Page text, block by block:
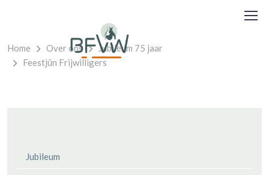
Home Over ons
Jubileum 75 jaar
Feestjûn Frijwilligers
Jubileum